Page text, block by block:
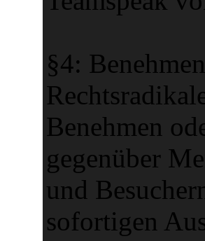
§4: Benehmen
Benehmen
gegenüber
und
sofortigen